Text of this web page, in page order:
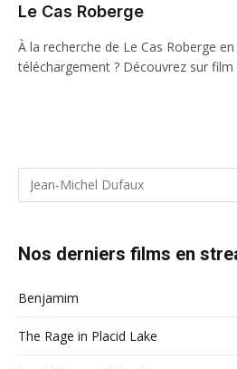
Le Cas Roberge
À la recherche de Le Cas Roberge
téléchargement ? Découvrez sur
Nos derniers films en
Benjamim
The Rage in Placid Lake